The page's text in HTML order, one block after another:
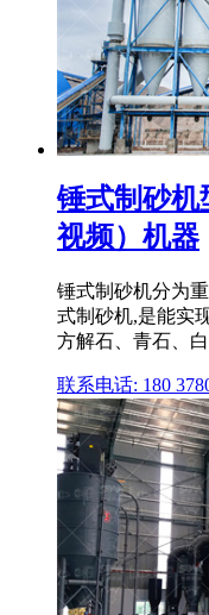
锤式制砂机
视频）机器
锤式制砂机分为
式制砂机,是能实
方解石、青石、
联系电话: 180